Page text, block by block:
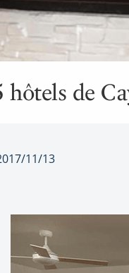
de
11/13